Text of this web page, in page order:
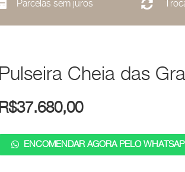
Parcelas sem juros
Pulseira Cheia das
R$37.680,00
ENCOMENDAR AGORA PELO